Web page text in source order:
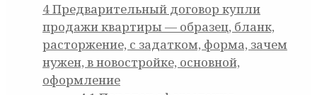
4Предварительный договор купли
продажи квартиры — образец, бланк,
расторжение, с задатком, форма, зачем
нужен, в новостройке, основной,
оформление